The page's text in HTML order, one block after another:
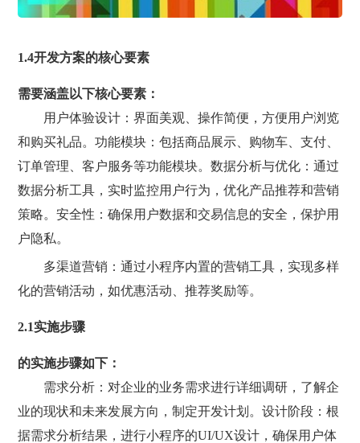
1.4开发方案的核心要素
需要涵盖以下核心要素：
用户体验设计：界面美观、操作简便，方便用户浏览
和购买礼品。功能模块：包括商品展示、购物车、支付、
订单管理、客户服务等功能模块。数据分析与优化：通过
数据分析工具，实时监控用户行为，优化产品推荐和营销
策略。安全性：确保用户数据和交易信息的安全，保护用
户隐私。
多渠道营销：通过小程序内置的营销工具，实现多样
化的营销活动，如优惠活动、推荐奖励等。
2.1实施步骤
的实施步骤如下：
需求分析：对企业的业务需求进行详细调研，了解企
业的现状和未来发展方向，制定开发计划。设计阶段：根
据需求分析结果，进行小程序的UI/UX设计，确保用户体